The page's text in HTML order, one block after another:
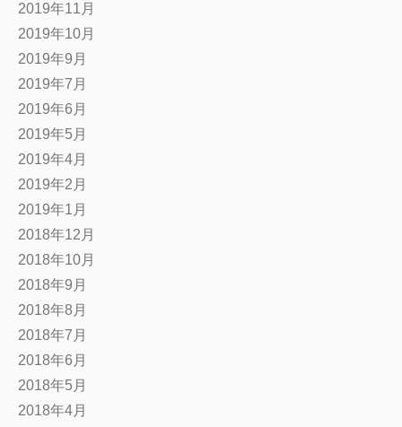
2019年11月
2019年10月
2019年9月
2019年7月
2019年6月
2019年5月
2019年4月
2019年2月
2019年1月
2018年12月
2018年10月
2018年9月
2018年8月
2018年7月
2018年6月
2018年5月
2018年4月